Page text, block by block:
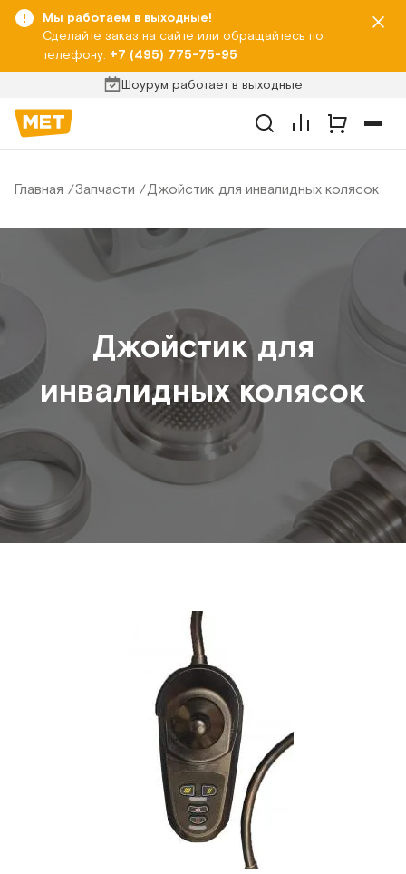
Мы работаем в выходные!
Сделайте заказ на сайте или обращайтесь по
телефону: +7 (495) 775-75-95
Шоурум работает в выходные
Главная Запчасти Джойстик для инвалидных колясок
Джойстик для
инвалидных колясок